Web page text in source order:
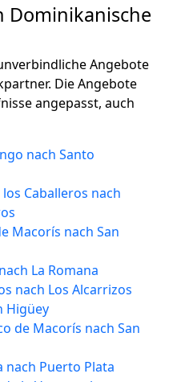
Dominikanische
Angebote
Die Angebote
angepasst, auch
nach Santo
Caballeros nach
Macorís nach San
La Romana
nach Los Alcarrizos
Higüey
de Macorís nach San
nach Puerto Plata